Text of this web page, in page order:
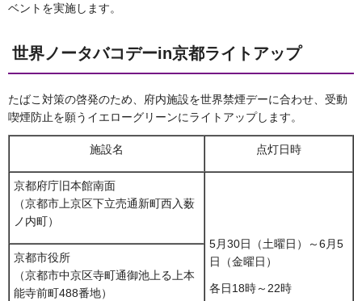
ベントを実施します。
世界ノータバコデーin京都ライトアップ
たばこ対策の啓発のため、府内施設を世界禁煙デーに合わせ、受動
喫煙防止を願うイエローグリーンにライトアップします。
施設名 点灯日時
京都府庁旧本館南面
（京都市上京区下立売通新町西入薮
ノ内町）
5月30日（土曜日）～6月5
日（金曜日）
各日18時～22時
京都市役所
（京都市中京区寺町通御池上る上本
能寺前町488番地）